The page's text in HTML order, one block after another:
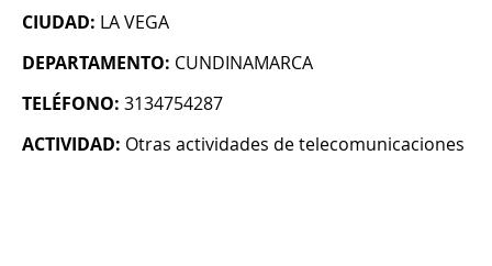
CIUDAD: LA VEGA
DEPARTAMENTO: CUNDINAMARCA
TELÉFONO: 3134754287
ACTIVIDAD: Otras actividades de telecomunicaciones